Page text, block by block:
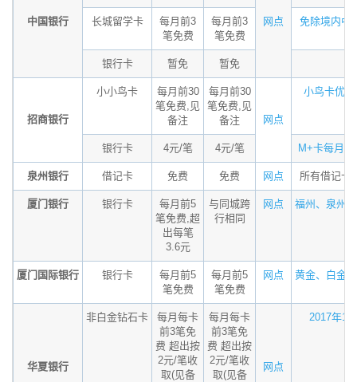
中国银行 网点
长城留学卡
每月前3
笔免费
每月前3
笔免费
免除境内中
银行卡 暂免 暂免
招商银行
小小鸟卡
每月前30
笔免费,见
备注
每月前30
笔免费,见
备注
网点
小鸟卡优
银行卡 4元/笔 4元/笔 M+卡每月
泉州银行 借记卡 免费 免费 网点 所有借记卡
厦门银行 银行卡
每月前5
笔免费,超
出每笔
3.6元
与同城跨
行相同
网点 福州、泉州
厦门国际银行 银行卡
每月前5
笔免费
每月前5
笔免费
网点 黄金、白金
华夏银行
非白金钻石卡
每月每卡
前3笔免
费 超出按
2元/笔收
取(见备
每月每卡
前3笔免
费 超出按
2元/笔收
取(见备
网点
2017年1